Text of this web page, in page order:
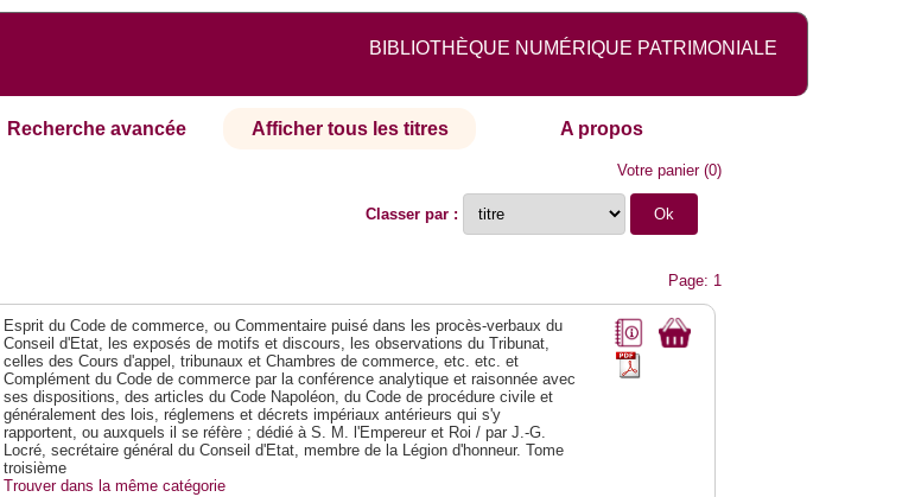
BIBLIOTHÈQUE NUMÉRIQUE PATRIMONIALE
Recherche avancée Afficher tous les titres A propos
Votre panier(0)
Classer par :
Page: 1
Esprit du Code de commerce, ou Commentaire puisé dans les procès-verbaux du
Conseil d'Etat, les exposés de motifs et discours, les observations du Tribunat,
celles des Cours d'appel, tribunaux et Chambres de commerce, etc. etc. et
Complément du Code de commerce par la conférence analytique et raisonnée avec
ses dispositions, des articles du Code Napoléon, du Code de procédure civile et
généralement des lois, réglemens et décrets impériaux antérieurs qui s'y
rapportent, ou auxquels il se réfère ; dédié à S. M. l'Empereur et Roi / par J.-G.
Locré, secrétaire général du Conseil d'Etat, membre de la Légion d'honneur. Tome
troisième
Trouver dans la même catégorie